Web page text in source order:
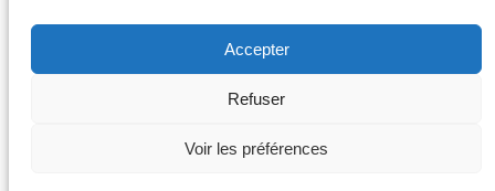
Accepter
Refuser
Voir les préférences
Mentions légales
Politique de cookies (UE)